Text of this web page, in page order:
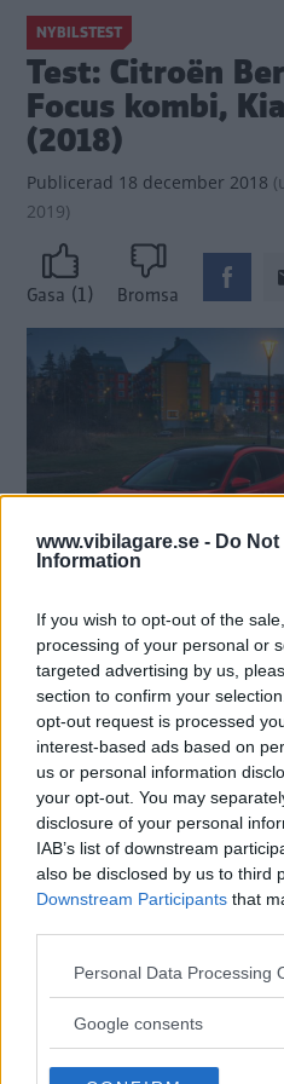
www.vibilagare.se - Do
Information
If you wish to opt-out of the
processing of your personal or
targeted advertising by us,
section to confirm your
opt-out request is processed
interest-based ads based on
us or personal information
your opt-out. You may
disclosure of your personal
IAB’s list of downstream
also be disclosed by us to third
Downstream Participants that
Please note that this website/
not limited to your visit or
use your data for below
Personal Data Processing
Google consents
NYBILSTEST
Test: Citroën
Focus kombi,
(2018)
Publicerad 18 december 2018 (
2019)
Gasa (1) Bromsa
Tre familjevänliga
liter bagage. Får Kia Ceed i
på Ford Focus när vi testar
behändigare slaget? Eller
Berlingo att visa var (bil-
Text
Nils Svärd
Fotograf
Simon Hamelius
Det här är en låst
att fortsätta läsa.